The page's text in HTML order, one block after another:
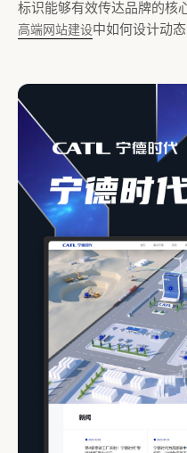
标识能够有效传达品牌的核
高端网站建设中如何设计动态